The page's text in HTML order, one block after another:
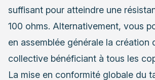
suffisant pour atteindre une
100 ohms. Alternativement, vous
en assemblée générale la création
collective bénéficiant à tous les
La mise en conformité globale du